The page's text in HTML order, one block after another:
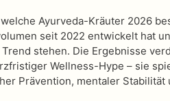
Ayurveda-Kräuter 2026
seit 2022 entwickelt hat
stehen. Die Ergebnisse
Wellness-Hype – sie
Prävention, mentaler